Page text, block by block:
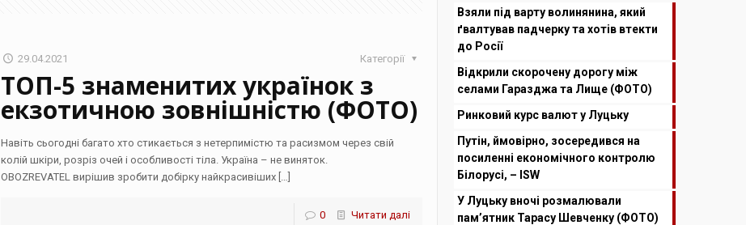
29.04.2021 Категорії
ТОП-5 знаменитих українок з
екзотичною зовнішністю (ФОТО)
Навіть сьогодні багато хто стикається з нетерпимістю та расизмом через свій
колій шкіри, розріз очей і особливості тіла. Україна – не виняток.
OBOZREVATEL вирішив зробити добірку найкрасивіших […]
0 Читати далі
Взяли під варту волинянина, який
ґвалтував падчерку та хотів втекти
до Росії
Відкрили скорочену дорогу між
селами Гаразджа та Лище (ФОТО)
Ринковий курс валют у Луцьку
Путін, ймовірно, зосередився на
посиленні економічного контролю
Білорусі, – ISW
У Луцьку вночі розмалювали
пам’ятник Тарасу Шевченку (ФОТО)